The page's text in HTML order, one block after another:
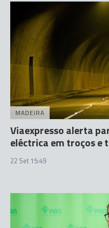
MADEIRA
Viaexpresso alerta
eléctrica em troços e
22 Set 15:49